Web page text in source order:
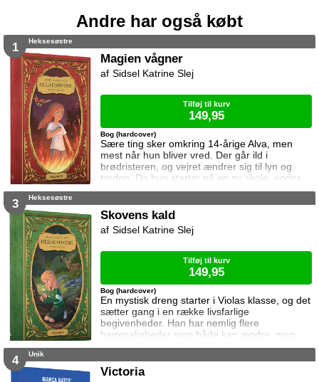
Andre har også købt
1 Heksesøstre
Magien vågner
Sære ting sker omkring 14-årige Alva, men
mest når hun bliver vred. Der går ild i
brødristeren, og vejret ændrer sig til lyn og
torden. Da hun starter på en ny skole, ender
det helt galt. Klassens ondeste pige træder
sig at ham de begge kan lide, er interesseret i
og sammen opdager de at verden rummer
Bog (hardcover)
Sidsel Katrine Slej
Tilføj til kurv
149,95
3 Heksesøstre
Skovens kald
En mystisk dreng starter i Violas klasse, og det
sætter gang i en række livsfarlige
begivenheder. Han har nemlig flere
hemmeligheder som både kan ændre, men
også koste hendes eget og heksesøstrenes
magiens verden, men han vil ikke sige hvad
Bog (hardcover)
Sidsel Katrine Slej
Tilføj til kurv
149,95
4 Unik
Victoria